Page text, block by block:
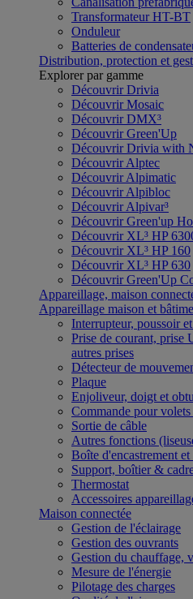
Transformateur HT-BT
Onduleur
Batteries de
Distribution, protection et
Explorer par gamme
Découvrir Drivia
Découvrir Mosaic
Découvrir DMX³
Découvrir Green'Up
Découvrir Drivia with
Découvrir Alptec
Découvrir Alpimatic
Découvrir Alpibloc
Découvrir Alpivar³
Découvrir Green'up
Découvrir XL³ HP
Découvrir XL³ HP 160
Découvrir XL³ HP 630
Découvrir Green'Up
Appareillage, maison
Appareillage maison et
Interrupteur, poussoir
Prise de courant, prise
autres prises
Détecteur de
Plaque
Enjoliveur, doigt et
Commande pour volets
Sortie de câble
Autres fonctions
Boîte d'encastrement
Support, boîtier &
Thermostat
Accessoires
Maison connectée
Gestion de l'éclairage
Gestion des ouvrants
Gestion du chauffage,
Mesure de l'énergie
Pilotage des charges